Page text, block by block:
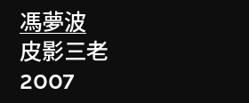
馮夢波
皮影三老
2007